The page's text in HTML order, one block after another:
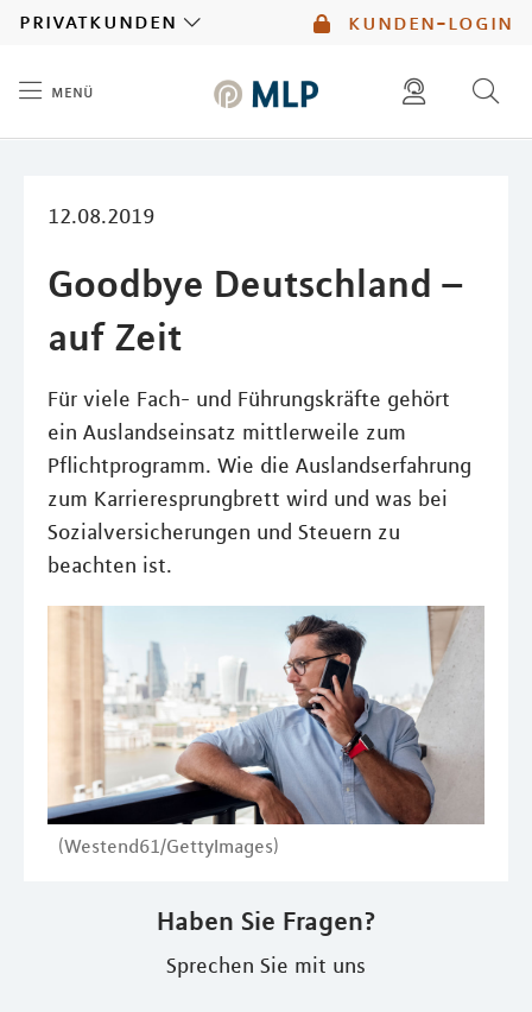
kunden-login
privatkunden
menü
12.08.2019
Goodbye Deutschland –
auf Zeit
Für viele Fach- und Führungskräfte gehört
ein Auslandseinsatz mittlerweile zum
Pflichtprogramm. Wie die Auslandserfahrung
zum Karrieresprungbrett wird und was bei
Sozialversicherungen und Steuern zu
beachten ist.
(Westend61/GettyImages)
Haben Sie Fragen?
Sprechen Sie mit uns